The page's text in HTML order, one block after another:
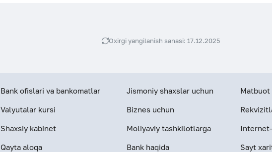
Oxirgi yangilanish sanasi: 17.12.2025
Bank ofislari va bankomatlar
Valyutalar kursi
Shaxsiy kabinet
Qayta aloqa
Jismoniy shaxslar uchun
Biznes uchun
Moliyaviy tashkilotlarga
Bank haqida
Matbuot
Sayt